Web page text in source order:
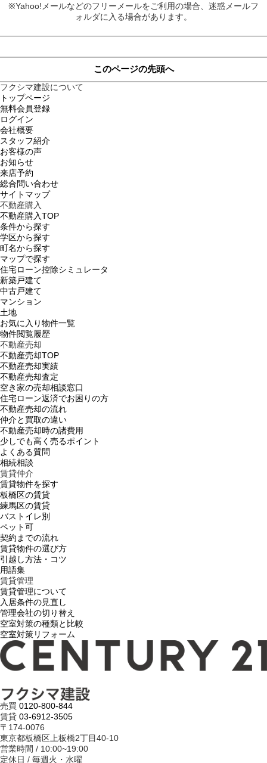
※Yahoo!メールなどのフリーメールをご利用の場合、迷惑メールフ
ォルダに入る場合があります。
このページの先頭へ
フクシマ建設について
トップページ
無料会員登録
ログイン
会社概要
スタッフ紹介
お客様の声
お知らせ
来店予約
総合問い合わせ
サイトマップ
不動産購入
不動産購入TOP
条件から探す
学区から探す
町名から探す
マップで探す
住宅ローン控除シミュレータ
新築戸建て
中古戸建て
マンション
土地
お気に入り物件一覧
物件閲覧履歴
不動産売却
不動産売却TOP
不動産売却実績
不動産売却査定
空き家の売却相談窓口
住宅ローン返済でお困りの方
不動産売却の流れ
仲介と買取の違い
不動産売却時の諸費用
少しでも高く売るポイント
よくある質問
相続相談
賃貸仲介
賃貸物件を探す
板橋区の賃貸
練馬区の賃貸
バストイレ別
ペット可
契約までの流れ
賃貸物件の選び方
引越し方法・コツ
用語集
賃貸管理
賃貸管理について
入居条件の見直し
管理会社の切り替え
空室対策の種類と比較
空室対策リフォーム
売買 0120-800-844
賃貸 03-6912-3505
〒174-0076
東京都板橋区上板橋2丁目40-10
営業時間 / 10:00~19:00
定休日 / 毎週火・水曜